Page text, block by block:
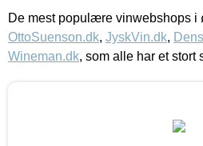
De mest populære vinwebshops i
OttoSuenson.dk, JyskVin.dk,
Wineman.dk, som alle har et stort